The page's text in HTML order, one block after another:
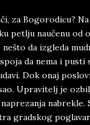
za Bogorodicu?
petlju naučenu od
nešto da izgleda
da nema i pusti
Dok onaj
Upravitelj je
nabrekle.
gradskog